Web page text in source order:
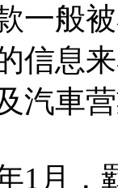
一般
信息
汽車
1月